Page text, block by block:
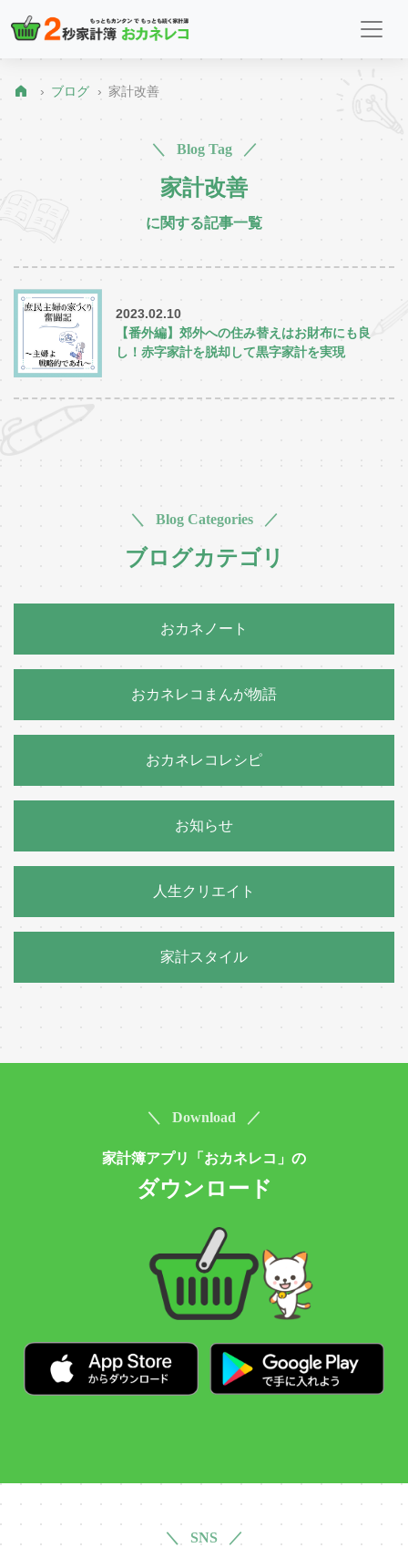
ブログ 家計改善
＼ Blog Tag ／
家計改善
に関する記事一覧
2023.02.10
【番外編】郊外への住み替えはお財布にも良
し！赤字家計を脱却して黒字家計を実現
＼ Blog Categories ／
ブログカテゴリ
おカネノート
おカネレコまんが物語
おカネレコレシピ
お知らせ
人生クリエイト
家計スタイル
＼ Download ／
家計簿アプリ「おカネレコ」の
ダウンロード
＼ SNS ／